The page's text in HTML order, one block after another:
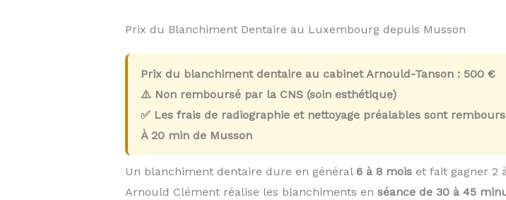
Prix du Blanchiment Dentaire au Luxembourg depuis Musson
Prix du blanchiment dentaire au cabinet Arnould-Tanson : 500 €
⚠️ Non remboursé par la CNS (soin esthétique)
✅ Les frais de radiographie et nettoyage préalables sont
À 20 minde Musson
Un blanchiment dentaire dure en général 6 à 8 moiset fait gagner 2
Arnould Clément réalise les blanchiments en séance de 30 à 45